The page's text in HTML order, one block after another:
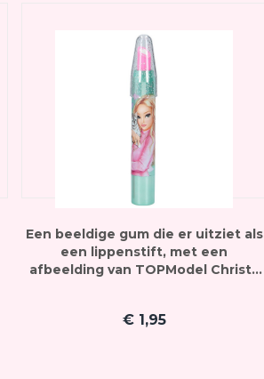
Een beeldige gum die er uitziet als
een lippenstift, met een
afbeelding van TOPModel Christy
€ 1,95